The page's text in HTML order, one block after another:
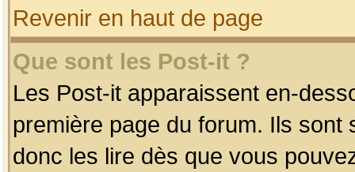
Revenir en haut de page
Que sont les Post-it ?
Les Post-it apparaissent en-
première page du forum. Ils
donc les lire dès que vous